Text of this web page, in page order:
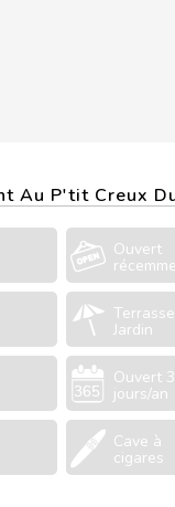
Au P'tit Creux
Ouvert
Terrasse
Jardin
Ouvert
jours/an
Cave à
cigares